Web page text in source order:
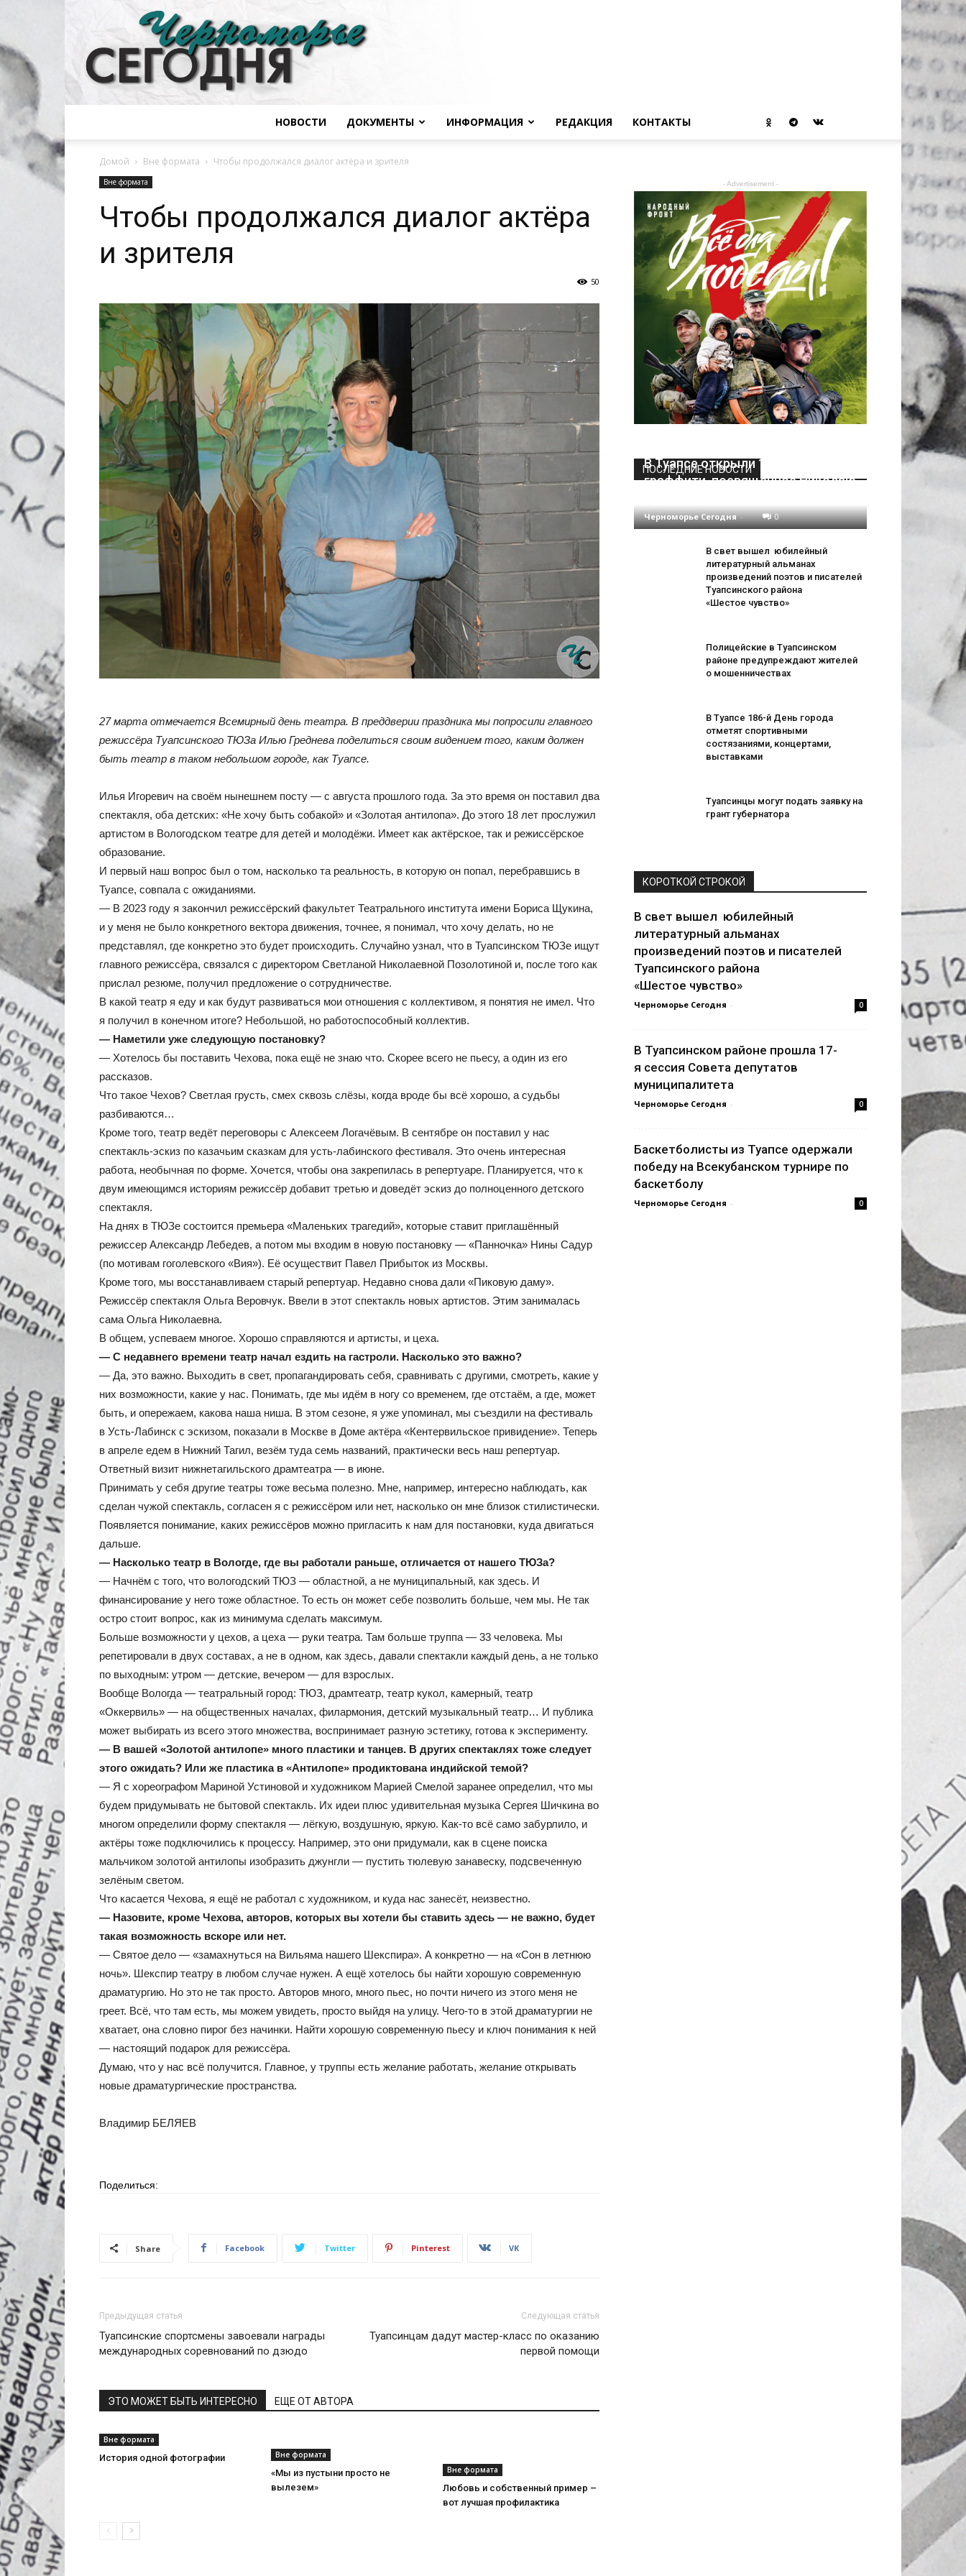
НОВОСТИ ДОКУМЕНТЫ ИНФОРМАЦИЯ РЕДАКЦИЯ КОНТАКТЫ
Домой Вне формата Чтобы продолжался диалог актёра и зрителя
Вне формата
Чтобы продолжался диалог актёра
и зрителя
50
27 марта отмечается Всемирный день театра. В преддверии праздника мы попросили главного
режиссёра Туапсинского ТЮЗа Илью Греднева поделиться своим видением того, каким должен
быть театр в таком небольшом городе, как Туапсе.
Илья Игоревич на своём нынешнем посту — с августа прошлого года. За это время он поставил два
спектакля, оба детских: «Не хочу быть собакой» и «Золотая антилопа». До этого 18 лет прослужил
артистом в Вологодском театре для детей и молодёжи. Имеет как актёрское, так и режиссёрское
образование.
И первый наш вопрос был о том, насколько та реальность, в которую он попал, перебравшись в
Туапсе, совпала с ожиданиями.
— В 2023 году я закончил режиссёрский факультет Театрального института имени Бориса Щукина,
и у меня не было конкретного вектора движения, точнее, я понимал, что хочу делать, но не
представлял, где конкретно это будет происходить. Случайно узнал, что в Туапсинском ТЮЗе ищут
главного режиссёра, связался с директором Светланой Николаевной Позолотиной и, после того как
прислал резюме, получил предложение о сотрудничестве.
В какой театр я еду и как будут развиваться мои отношения с коллективом, я понятия не имел. Что
я получил в конечном итоге? Небольшой, но работоспособный коллектив.
— Наметили уже следующую постановку?
— Хотелось бы поставить Чехова, пока ещё не знаю что. Скорее всего не пьесу, а один из его
рассказов.
Что такое Чехов? Светлая грусть, смех сквозь слёзы, когда вроде бы всё хорошо, а судьбы
разбиваются…
Кроме того, театр ведёт переговоры с Алексеем Логачёвым. В сентябре он поставил у нас
спектакль-эскиз по казачьим сказкам для усть-лабинского фестиваля. Это очень интересная
работа, необычная по форме. Хочется, чтобы она закрепилась в репертуаре. Планируется, что к
двум имеющимся историям режиссёр добавит третью и доведёт эскиз до полноценного детского
спектакля.
На днях в ТЮЗе состоится премьера «Маленьких трагедий», которые ставит приглашённый
режиссер Александр Лебедев, а потом мы входим в новую постановку — «Панночка» Нины Садур
(по мотивам гоголевского «Вия»). Её осуществит Павел Прибыток из Москвы.
Кроме того, мы восстанавливаем старый репертуар. Недавно снова дали «Пиковую даму».
Режиссёр спектакля Ольга Веровчук. Ввели в этот спектакль новых артистов. Этим занималась
сама Ольга Николаевна.
В общем, успеваем многое. Хорошо справляются и артисты, и цеха.
— С недавнего времени театр начал ездить на гастроли. Насколько это важно?
— Да, это важно. Выходить в свет, пропагандировать себя, сравнивать с другими, смотреть, какие у
них возможности, какие у нас. Понимать, где мы идём в ногу со временем, где отстаём, а где, может
быть, и опережаем, какова наша ниша. В этом сезоне, я уже упоминал, мы съездили на фестиваль
в Усть-Лабинск с эскизом, показали в Москве в Доме актёра «Кентервильское привидение». Теперь
в апреле едем в Нижний Тагил, везём туда семь названий, практически весь наш репертуар.
Ответный визит нижнетагильского драмтеатра — в июне.
Принимать у себя другие театры тоже весьма полезно. Мне, например, интересно наблюдать, как
сделан чужой спектакль, согласен я с режиссёром или нет, насколько он мне близок стилистически.
Появляется понимание, каких режиссёров можно пригласить к нам для постановки, куда двигаться
дальше.
— Насколько театр в Вологде, где вы работали раньше, отличается от нашего ТЮЗа?
— Начнём с того, что вологодский ТЮЗ — областной, а не муниципальный, как здесь. И
финансирование у него тоже областное. То есть он может себе позволить больше, чем мы. Не так
остро стоит вопрос, как из минимума сделать максимум.
Больше возможности у цехов, а цеха — руки театра. Там больше труппа — 33 человека. Мы
репетировали в двух составах, а не в одном, как здесь, давали спектакли каждый день, а не только
по выходным: утром — детские, вечером — для взрослых.
Вообще Вологда — театральный город: ТЮЗ, драмтеатр, театр кукол, камерный, театр
«Оккервиль» — на общественных началах, филармония, детский музыкальный театр… И публика
может выбирать из всего этого множества, воспринимает разную эстетику, готова к эксперименту.
— В вашей «Золотой антилопе» много пластики и танцев. В других спектаклях тоже следует
этого ожидать? Или же пластика в «Антилопе» продиктована индийской темой?
— Я с хореографом Мариной Устиновой и художником Марией Смелой заранее определил, что мы
будем придумывать не бытовой спектакль. Их идеи плюс удивительная музыка Сергея Шичкина во
многом определили форму спектакля — лёгкую, воздушную, яркую. Как-то всё само забурлило, и
актёры тоже подключились к процессу. Например, это они придумали, как в сцене поиска
мальчиком золотой антилопы изобразить джунгли — пустить тюлевую занавеску, подсвеченную
зелёным светом.
Что касается Чехова, я ещё не работал с художником, и куда нас занесёт, неизвестно.
— Назовите, кроме Чехова, авторов, которых вы хотели бы ставить здесь — не важно, будет
такая возможность вскоре или нет.
— Святое дело — «замахнуться на Вильяма нашего Шекспира». А конкретно — на «Сон в летнюю
ночь». Шекспир театру в любом случае нужен. А ещё хотелось бы найти хорошую современную
драматургию. Но это не так просто. Авторов много, много пьес, но почти ничего из этого меня не
греет. Всё, что там есть, мы можем увидеть, просто выйдя на улицу. Чего-то в этой драматургии не
хватает, она словно пирог без начинки. Найти хорошую современную пьесу и ключ понимания к ней
— настоящий подарок для режиссёра.
Думаю, что у нас всё получится. Главное, у труппы есть желание работать, желание открывать
новые драматургические пространства.
Владимир БЕЛЯЕВ
Поделиться:
Share Facebook Twitter Pinterest VK
Предыдущая статья
Туапсинские спортсмены завоевали награды
международных соревнований по дзюдо
Следующая статья
Туапсинцам дадут мастер-класс по оказанию
первой помощи
ЭТО МОЖЕТ БЫТЬ ИНТЕРЕСНО ЕЩЕ ОТ АВТОРА
Вне формата
История одной фотографии Вне формата
«Мы из пустыни просто не
вылезем»
Вне формата
Любовь и собственный пример –
вот лучшая профилактика
- Advertisement -
ПОСЛЕДНИЕ НОВОСТИ
В Туапсе открыли 12-метровое
граффити, посвящённое Николаю
Черноморье Сегодня - 0
В свет вышел юбилейный
литературный альманах
произведений поэтов и писателей
Туапсинского района
«Шестое чувство»
Полицейские в Туапсинском
районе предупреждают жителей
о мошенничествах
В Туапсе 186-й День города
отметят спортивными
состязаниями, концертами,
выставками
Туапсинцы могут подать заявку на
грант губернатора
КОРОТКОЙ СТРОКОЙ
В свет вышел юбилейный
литературный альманах
произведений поэтов и писателей
Туапсинского района
«Шестое чувство»
Черноморье Сегодня - 0
В Туапсинском районе прошла 17-
я сессия Совета депутатов
муниципалитета
Черноморье Сегодня - 0
Баскетболисты из Туапсе одержали
победу на Всекубанском турнире по
баскетболу
Черноморье Сегодня - 0